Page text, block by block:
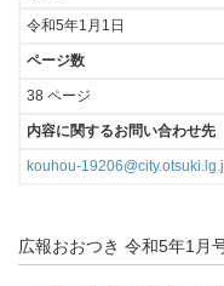
令和5年1月1日
ページ数
38 ページ
内容に関するお問い合わせ先
kouhou-
広報おおつき 令和5年1月